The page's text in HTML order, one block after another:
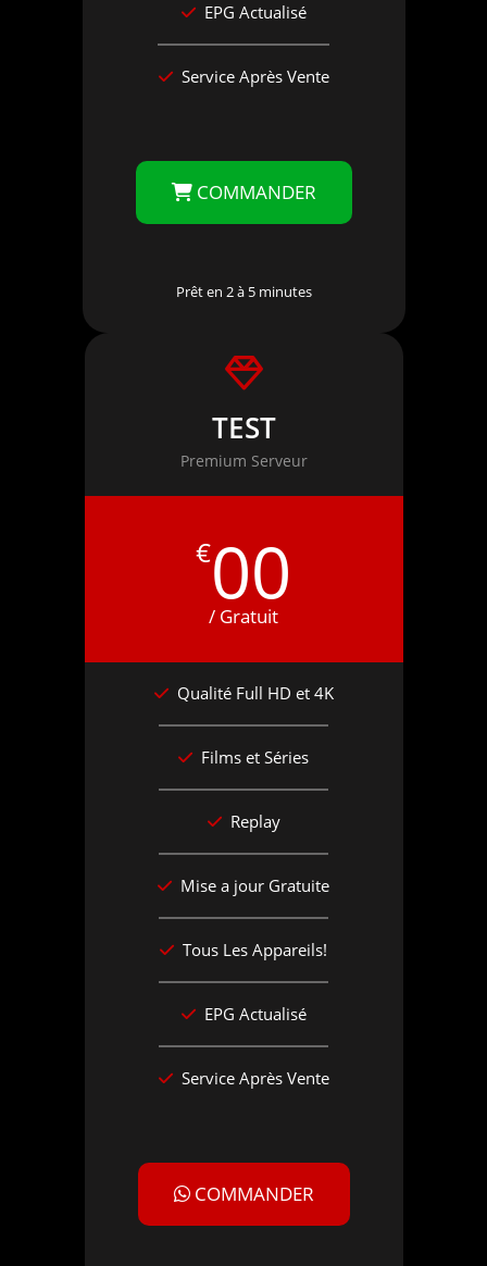
EPG Actualisé
Service Après Vente
COMMANDER
Prêt en 2 à 5 minutes
TEST
Premium Serveur
€00
/ Gratuit
Qualité Full HD et 4K
Films et Séries
Replay
Mise a jour Gratuite
Tous Les Appareils!
EPG Actualisé
Service Après Vente
COMMANDER